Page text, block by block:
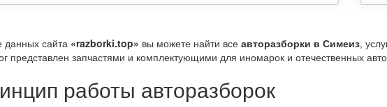
данных сайта «razborki.top» вы можете найти все авторазборки в Симеиз,
представлен запчастями и комплектующими для иномарок и отечественных
работы авторазборок